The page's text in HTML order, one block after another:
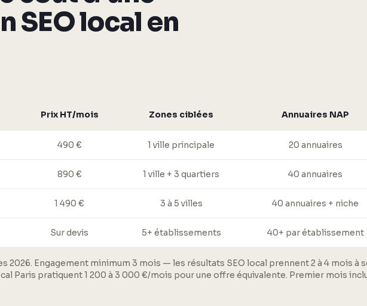
SEO local en
Prix HT/mois Zones ciblées Annuaires NAP
490 € 1 ville principale 20 annuaires
890 € 1 ville + 3 quartiers 40 annuaires
1 490 € 3 à 5 villes 40 annuaires + niche
Sur devis 5+ établissements 40+ par établissement
2026. Engagement minimum 3 mois — les résultats SEO local prennent 2 à 4 mois à
Paris pratiquent 1 200 à 3 000 €/mois pour une offre équivalente. Premier mois